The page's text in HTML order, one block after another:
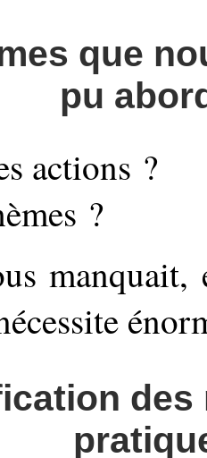
que
pu
actions ?
?
manquait,